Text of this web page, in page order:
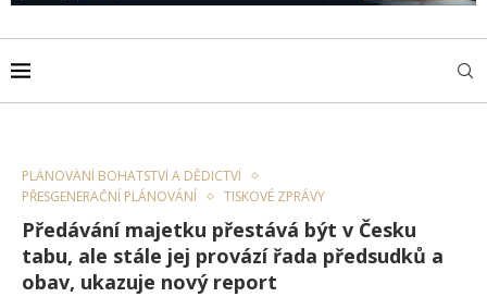
PLÁNOVÁNÍ BOHATSTVÍ A DĚDICTVÍ
PŘESGENERAČNÍ PLÁNOVÁNÍ
TISKOVÉ ZPRÁVY
Předávání majetku přestává být v Česku
tabu, ale stále jej provází řada předsudků a
obav, ukazuje nový report